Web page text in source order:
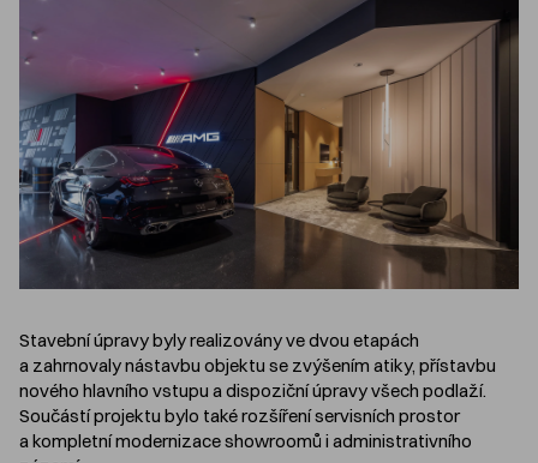
Stavební úpravy byly realizovány ve dvou etapách
a zahrnovaly nástavbu objektu se zvýšením atiky, přístavbu
nového hlavního vstupu a dispoziční úpravy všech podlaží.
Součástí projektu bylo také rozšíření servisních prostor
a kompletní modernizace showroomů i administrativního